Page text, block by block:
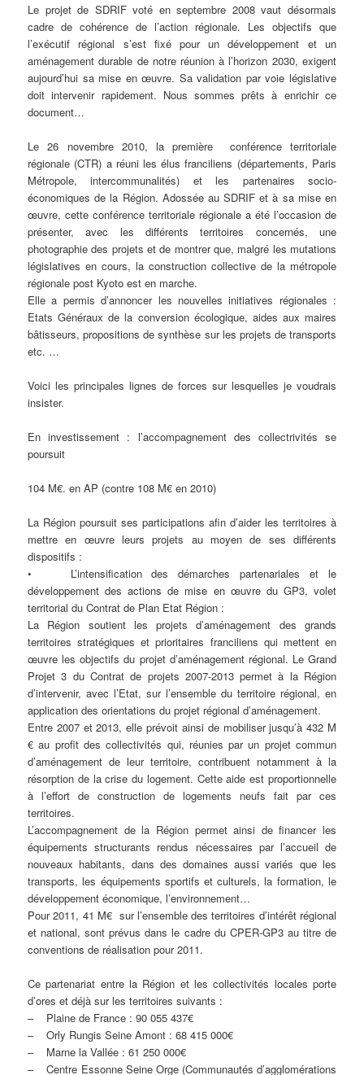
Le projet de SDRIF voté en septembre 2008 vaut désormais
cadre de cohérence de l’action régionale. Les objectifs que
l’exécutif régional s’est fixé pour un développement et un
aménagement durable de notre réunion à l’horizon 2030, exigent
aujourd’hui sa mise en œuvre. Sa validation par voie législative
doit intervenir rapidement. Nous sommes prêts à enrichir ce
document…
Le 26 novembre 2010, la première conférence territoriale
régionale (CTR) a réuni les élus franciliens (départements, Paris
Métropole, intercommunalités) et les partenaires socio-
économiques de la Région. Adossée au SDRIF et à sa mise en
œuvre, cette conférence territoriale régionale a été l’occasion de
présenter, avec les différents territoires concernés, une
photographie des projets et de montrer que, malgré les mutations
législatives en cours, la construction collective de la métropole
régionale post Kyoto est en marche.
Elle a permis d’annoncer les nouvelles initiatives régionales :
Etats Généraux de la conversion écologique, aides aux maires
bâtisseurs, propositions de synthèse sur les projets de transports
etc. …
Voici les principales lignes de forces sur lesquelles je voudrais
insister.
En investissement : l’accompagnement des collectrivités se
poursuit
104 M€. en AP (contre 108 M€ en 2010)
La Région poursuit ses participations afin d’aider les territoires à
mettre en œuvre leurs projets au moyen de ses différents
dispositifs :
• L’intensification des démarches partenariales et le
développement des actions de mise en œuvre du GP3, volet
territorial du Contrat de Plan Etat Région :
La Région soutient les projets d’aménagement des grands
territoires stratégiques et prioritaires franciliens qui mettent en
œuvre les objectifs du projet d’aménagement régional. Le Grand
Projet 3 du Contrat de projets 2007-2013 permet à la Région
d’intervenir, avec l’Etat, sur l’ensemble du territoire régional, en
application des orientations du projet régional d’aménagement.
Entre 2007 et 2013, elle prévoit ainsi de mobiliser jusqu’à 432 M
€ au profit des collectivités qui, réunies par un projet commun
d’aménagement de leur territoire, contribuent notamment à la
résorption de la crise du logement. Cette aide est proportionnelle
à l’effort de construction de logements neufs fait par ces
territoires.
L’accompagnement de la Région permet ainsi de financer les
équipements structurants rendus nécessaires par l’accueil de
nouveaux habitants, dans des domaines aussi variés que les
transports, les équipements sportifs et culturels, la formation, le
développement économique, l’environnement…
Pour 2011, 41 M€ sur l’ensemble des territoires d’intérêt régional
et national, sont prévus dans le cadre du CPER-GP3 au titre de
conventions de réalisation pour 2011.
Ce partenariat entre la Région et les collectivités locales porte
d’ores et déjà sur les territoires suivants :
– Plaine de France : 90 055 437€
– Orly Rungis Seine Amont : 68 415 000€
– Marne la Vallée : 61 250 000€
– Centre Essonne Seine Orge (Communautés d’agglomérations